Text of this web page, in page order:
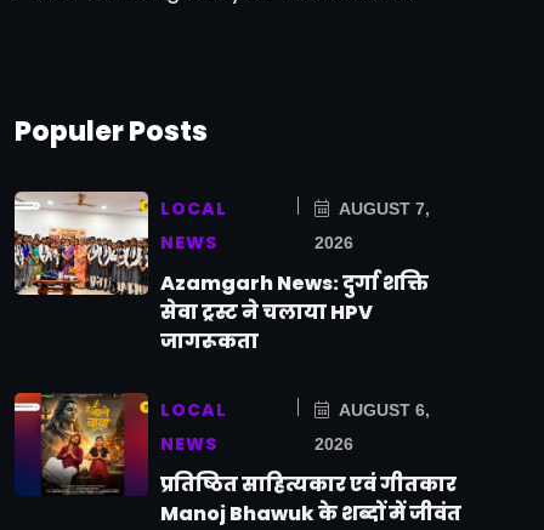
Populer Posts
LOCAL
NEWS
AUGUST 7,
2026
Azamgarh News: दुर्गा शक्ति
सेवा ट्रस्ट ने चलाया HPV
जागरूकता
LOCAL
NEWS
AUGUST 6,
2026
प्रतिष्ठित साहित्यकार एवं गीतकार
Manoj Bhawuk के शब्दों में जीवंत